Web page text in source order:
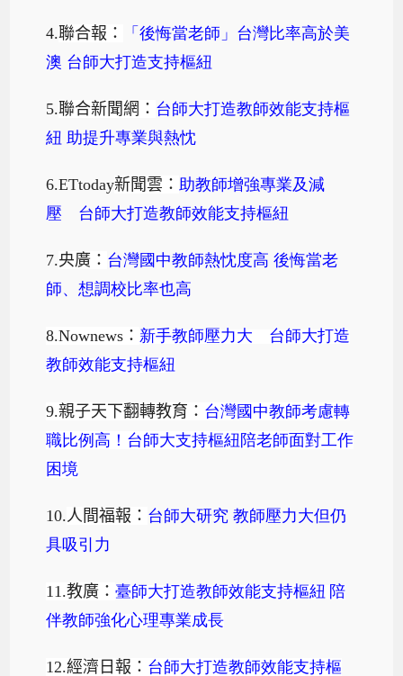
4.聯合報：
「後悔當老師」台灣比率高於美
澳 台師大打造支持樞紐
5.聯合新聞網： 台師大打造教師效能支持樞
紐 助提升專業與熱忱
6.ETtoday新聞雲： 助教師增強專業及減
壓 台師大打造教師效能支持樞紐
7.央廣： 台灣國中教師熱忱度高 後悔當老
師、想調校比率也高
8.Nownews ： 新手教師壓力大 台師大打造
教師效能支持樞紐
9.親子天下翻轉教育： 台灣國中教師考慮轉
職比例高！台師大支持樞紐陪老師面對工作
困境
10.人間福報： 台師大研究 教師壓力大但仍
具吸引力
11.教廣：臺師大打造教師效能支持樞紐 陪
伴教師強化心理專業成長
12.經濟日報： 台師大打造教師效能支持樞